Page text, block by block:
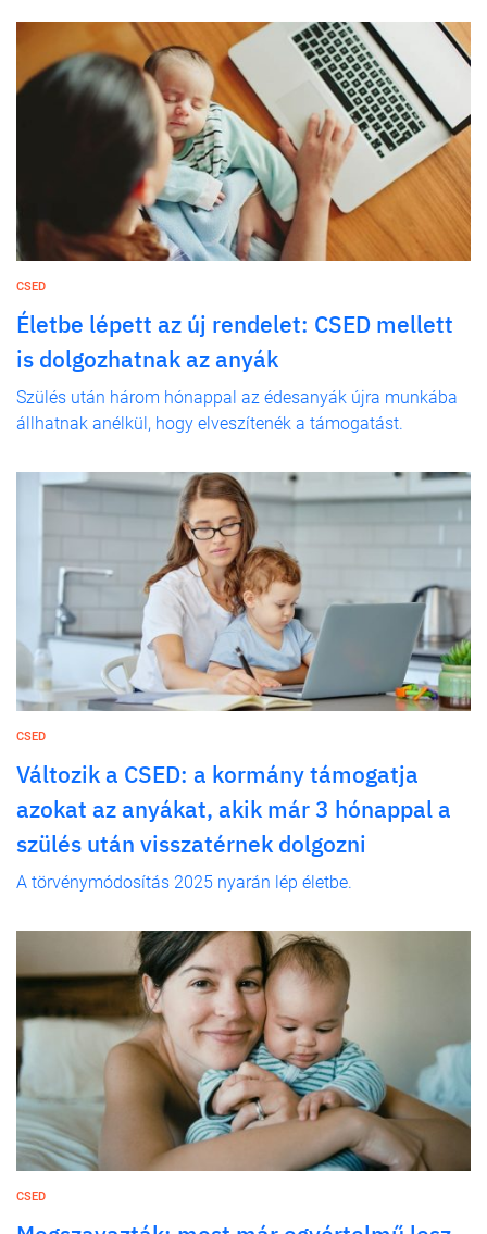
CSED
Életbe lépett az új rendelet: CSED mellett
is dolgozhatnak az anyák
Szülés után három hónappal az édesanyák újra munkába
állhatnak anélkül, hogy elveszítenék a támogatást.
CSED
Változik a CSED: a kormány támogatja
azokat az anyákat, akik már 3 hónappal a
szülés után visszatérnek dolgozni
A törvénymódosítás 2025 nyarán lép életbe.
CSED